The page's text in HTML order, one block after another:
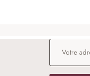
Adresse e-mail